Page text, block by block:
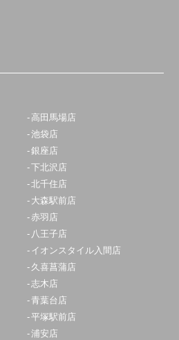
高田馬場店
池袋店
銀座店
下北沢店
北千住店
大森駅前店
赤羽店
八王子店
イオンスタイル入間店
久喜菖蒲店
志木店
青葉台店
平塚駅前店
浦安店